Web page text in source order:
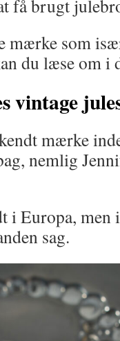
få brugt
mærke som
du læse om i
vintage
mærke
nemlig
i Europa, men
sag.